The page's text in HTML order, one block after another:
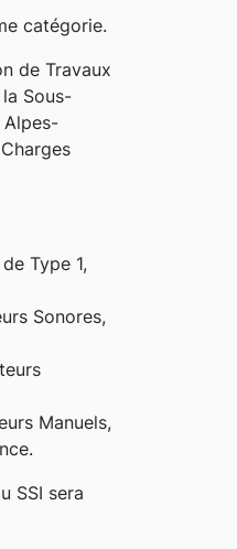
catégorie.
de Travaux
la Sous-
Alpes-
Type 1,
Sonores,
Manuels,
SSI sera